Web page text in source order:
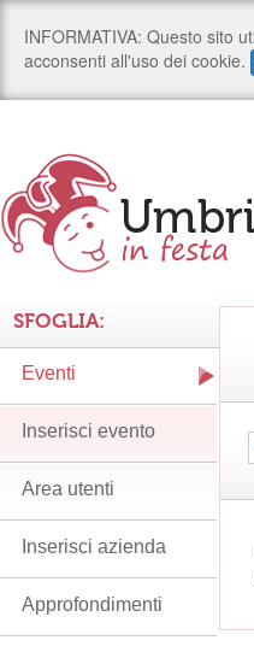
SFOGLIA:
Eventi
Inserisci evento
Area utenti
Inserisci azienda
Approfondimenti